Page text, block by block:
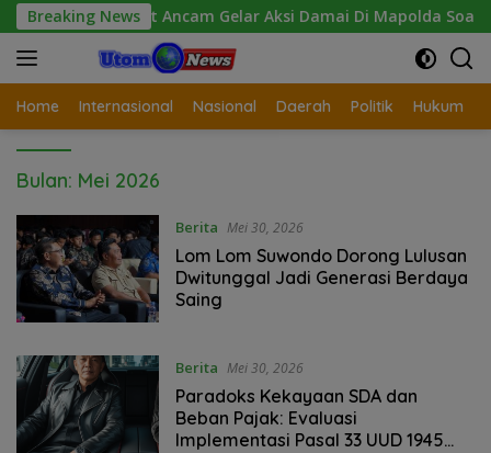
Langsung
ke
konten
Breaking News
Sumut Ancam Gelar Aksi Damai Di Mapolda Soal
Home Internasional Nasional Daerah Politik Hukum
Bulan: Mei 2026
Berita Mei 30, 2026
Lom Lom Suwondo Dorong Lulusan
Dwitunggal Jadi Generasi Berdaya
Saing
Berita Mei 30, 2026
Paradoks Kekayaan SDA dan
Beban Pajak: Evaluasi
Implementasi Pasal 33 UUD 1945